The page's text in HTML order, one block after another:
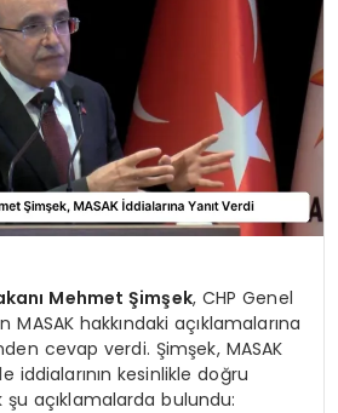
Mehmet Şimşek, CHP Genel
MASAK hakkındaki açıklamalarına
cevap verdi. Şimşek, MASAK
iddialarının kesinlikle doğru
şu açıklamalarda bulundu: